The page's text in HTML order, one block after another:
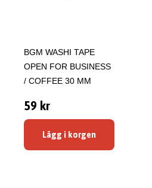
BGM WASHI TAPE
OPEN FOR BUSINESS
/ COFFEE 30 MM
59 kr
Lägg i korgen